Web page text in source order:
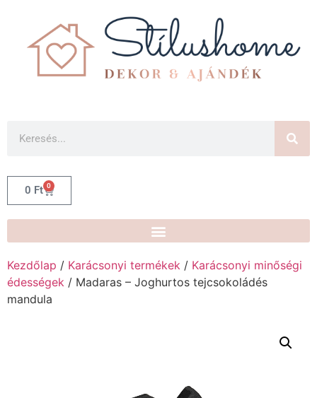
0 Ft 0
Kezdőlap / Karácsonyi termékek / Karácsonyi minőségi
édességek / Madaras – Joghurtos tejcsokoládés
mandula